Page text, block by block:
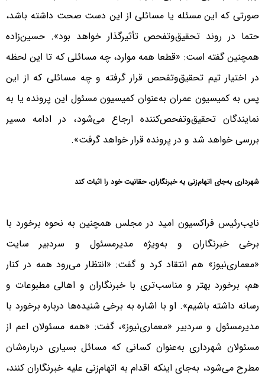
صورتی که این مسئله یا مسائلی از این دست صحت داشته باشد،
حتما‌ در روند تحقیق‌وتفحص تأثیرگذار خواهد بود». حسین‌زاده
همچنین گفته است: «قطعا همه موارد، چه مسائلی که تا این لحظه
در اختیار تیم تحقیق‌وتفحص قرار گرفته و چه مسائلی که از این
پس به کمیسیون عمران به‌عنوان کمیسیون مسئول این پرونده یا به
نمایندگان تحقیق‌وتفحص‌کننده ارجاع می‌شود، در ادامه مسیر
بررسی خواهد شد و در پرونده قرار خواهد گرفت».
شهرداری به‌جای اتهام‌زنی به خبرنگاران، حقانیت خود را اثبات کند
نایب‌رئیس فراکسیون امید در مجلس همچنین به نحوه برخورد با
برخی خبرنگاران و به‌ویژه مدیرمسئول و سردبیر سایت
«معماری‌نیوز» هم انتقاد کرد و گفت: «انتظار می‌رود همه در کنار
هم، برخورد بهتر و مناسب‌تری با خبرنگاران و اهالی مطبوعات و
رسانه داشته‌ باشیم». او با اشاره به برخی شنیده‌ها درباره برخورد با
مدیرمسئول و سردبیر «معماری‌نیوز»، گفت: «همه مسئولان اعم از
مسئولان شهرداری به‌عنوان کسانی که مسائل بسیاری درباره‌شان
مطرح می‌شود، به‌جای اینکه اقدام به اتهام‌زنی علیه خبرنگاران کنند،